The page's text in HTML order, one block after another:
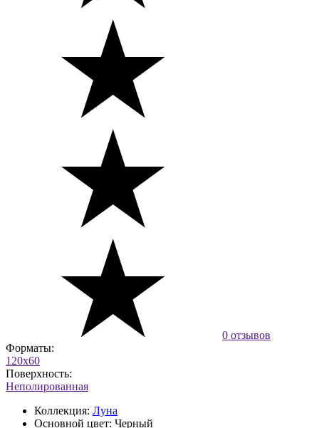
0 отзывов
Форматы:
120x60
Поверхность:
Неполированная
Коллекция: Луна
Основной цвет: Черный